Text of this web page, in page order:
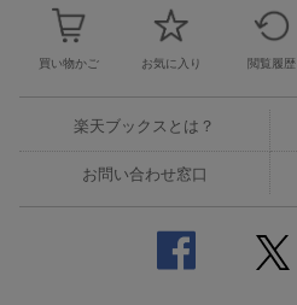
買い物かご お気に入り 閲覧履歴
楽天ブックスとは？
お問い合わせ窓口